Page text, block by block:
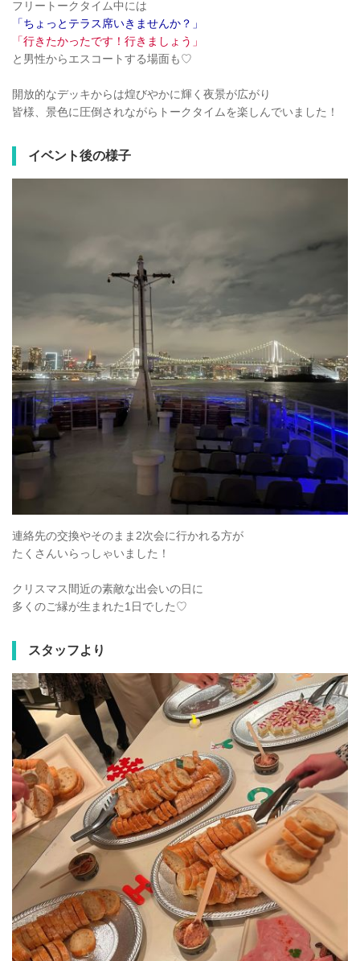
フリートークタイム中には
「ちょっとテラス席いきませんか？」
「行きたかったです！行きましょう」
と男性からエスコートする場面も♡
開放的なデッキからは煌びやかに輝く夜景が広がり
皆様、景色に圧倒されながらトークタイムを楽しんでいました！
イベント後の様子
連絡先の交換やそのまま2次会に行かれる方が
たくさんいらっしゃいました！
クリスマス間近の素敵な出会いの日に
多くのご縁が生まれた1日でした♡
スタッフより